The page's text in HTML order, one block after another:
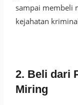
sampai membeli
kejahatan
2. Beli dari
Miring